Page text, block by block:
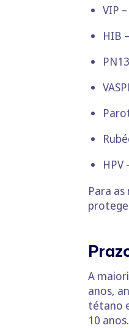
VIP
HIB
Para
A
anos,
tétano
10 anos.